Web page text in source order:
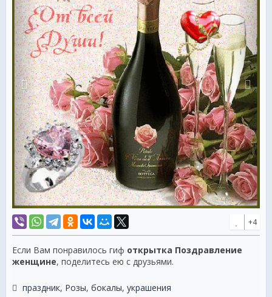
+4
Если Вам понравилось гиф открытка Поздравление
женщине, поделитесь ею с друзьями.
праздник, Розы, бокалы, украшения